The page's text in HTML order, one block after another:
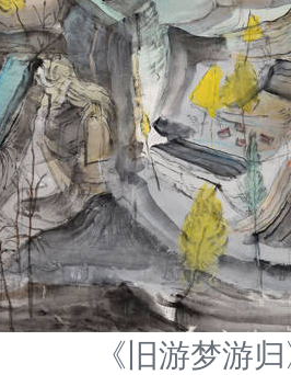
《旧游梦游